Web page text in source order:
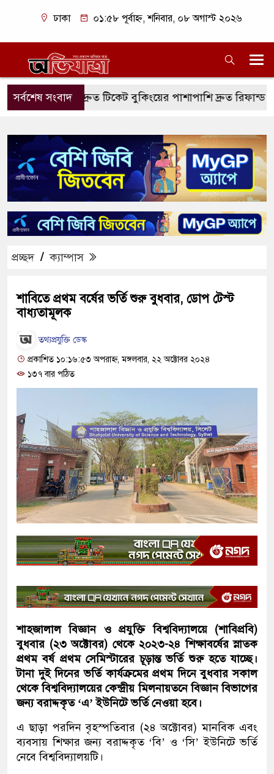
ঢাকা ০১:৫৮ পূর্বাহ্ন, শনিবার, ০৮ অগাস্ট ২০২৬
সর্বশেষ সংবাদদ্রুত টিকেট বুকিংয়ের পাশাপাশি দ্রুত রিফান্ড সুবিধা
প্রচ্ছদ/ক্যাম্পাস
শাবিতে প্রথম বর্ষের ভর্তি শুরু বুধবার, ডোপ টেস্ট
বাধ্যতামূলক
তথ্যপ্রযুক্তি ডেস্ক
প্রকাশিত ১০:১৬:৫৩ অপরাহ্ন, মঙ্গলবার, ২২ অক্টোবর ২০২৪
১৩৭ বার পঠিত
শাহজালাল বিজ্ঞান ও প্রযুক্তি বিশ্ববিদ্যালয়ে (শাবিপ্রবি)
বুধবার (২৩ অক্টোবর) থেকে ২০২৩-২৪ শিক্ষাবর্ষের স্নাতক
প্রথম বর্ষ প্রথম সেমিস্টারের চূড়ান্ত ভর্তি শুরু হতে যাচ্ছে।
টানা দুই দিনের ভর্তি কার্যক্রমের প্রথম দিনে বুধবার সকাল
থেকে বিশ্ববিদ্যালয়ের কেন্দ্রীয় মিলনায়তনে বিজ্ঞান বিভাগের
জন্য বরাদ্দকৃত ‘এ’ ইউনিটে ভর্তি নেওয়া হবে।
এ ছাড়া পরদিন বৃহস্পতিবার (২৪ অক্টোবর) মানবিক এবং
ব্যবসায় শিক্ষার জন্য বরাদ্দকৃত ‘বি’ ও ‘সি’ ইউনিটে ভর্তি
নেবে বিশ্ববিদ্যালয়টি।